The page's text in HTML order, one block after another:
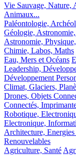
Vie Sauvage, Nature,
Animaux...
Paléontologie,
Géologie,
Astronomie,
Chimie, Labos, Maths
Eau, Mers et Océans
Leadership,
Développement
Climat, Glaciers,
Drones, Objets
Connectés,
Robotique,
Electronique,
Architecture,
Renouvelables
Agriculture, Santé